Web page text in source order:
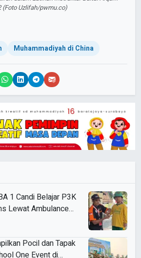
(Foto Uzlifah/pwmu.co)
Muhammadiyah di China
1 Candi Belajar P3K
Lewat Ambulance
Pocil dan Tapak
One Event di